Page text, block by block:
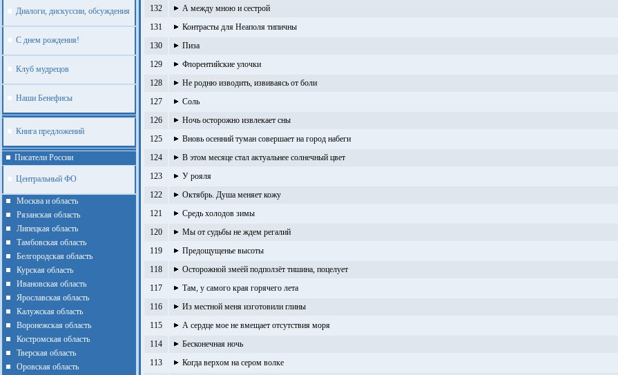
Диалоги, дискуссии, обсуждения
С днем рождения!
Клуб мудрецов
Наши Бенефисы
Книга предложений
Писатели России
Центральный ФО
Москва и область
Рязанская область
Липецкая область
Тамбовская область
Белгородская область
Курская область
Ивановская область
Ярославская область
Калужская область
Воронежская область
Костромская область
Тверская область
Оровская область
132 А между мною и сестрой
131 Контрасты для Неаполя типичны
130 Пиза
129 Флорентийские улочки
128 Не родню изводить, извиваясь от боли
127 Соль
126 Ночь осторожно извлекает сны
125 Вновь осенний туман совершает на город набеги
124 В этом месяце стал актуальнее солнечный цвет
123 У рояля
122 Октябрь. Душа меняет кожу
121 Средь холодов зимы
120 Мы от судьбы не ждем регалий
119 Предощущенье высоты
118 Осторожной змеёй подползёт тишина, поцелует
117 Там, у самого края горячего лета
116 Из местной меня изготовили глины
115 А сердце мое не вмещает отсутствия моря
114 Бесконечная ночь
113 Когда верхом на сером волке